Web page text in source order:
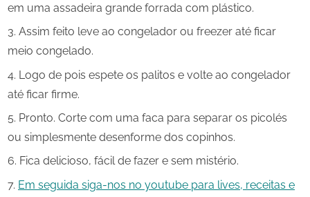
em uma assadeira grande forrada com plástico.
Assim feito leve ao congelador ou freezer até ficar
meio congelado.
Logo de pois espete os palitos e volte ao congelador
até ficar firme.
Pronto. Corte com uma faca para separar os picolés
ou simplesmente desenforme dos copinhos.
Fica delicioso, fácil de fazer e sem mistério.
Em seguida siga-nos no youtube para lives, receitas e